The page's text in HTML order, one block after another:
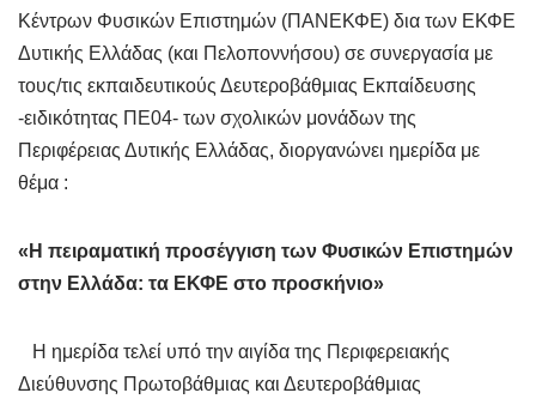
Κέντρων Φυσικών Επιστημών (ΠΑΝΕΚΦΕ) δια των ΕΚΦΕ
Δυτικής Ελλάδας (και Πελοποννήσου) σε συνεργασία με
τους/τις εκπαιδευτικούς Δευτεροβάθμιας Εκπαίδευσης
-ειδικότητας ΠΕ04- των σχολικών μονάδων της
Περιφέρειας Δυτικής Ελλάδας, διοργανώνει ημερίδα με
θέμα :
«Η πειραματική προσέγγιση των Φυσικών Επιστημών
στην Ελλάδα: τα ΕΚΦΕ στο προσκήνιο»
Η ημερίδα τελεί υπό την αιγίδα της Περιφερειακής
Διεύθυνσης Πρωτοβάθμιας και Δευτεροβάθμιας